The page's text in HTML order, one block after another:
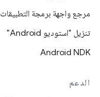
مرجع واجهة برمجة التطبيقات
تنزيل "استوديو Android"
Android NDK
الدعم